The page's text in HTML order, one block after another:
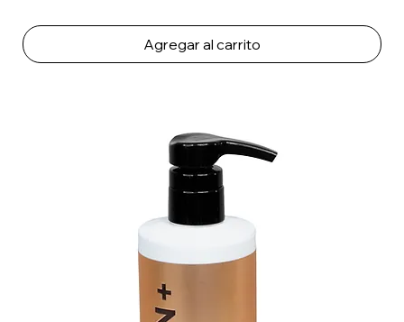
Agregar al carrito